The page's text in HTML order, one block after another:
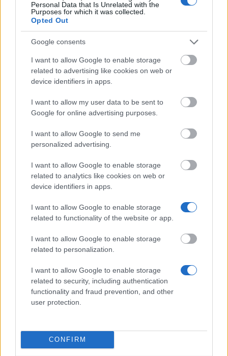
Personal Data that Is Unrelated with the
Purposes for which it was collected.
Opted Out
Google consents
I want to allow Google to enable storage
related to advertising like cookies on web or
device identifiers in apps.
I want to allow my user data to be sent to
Google for online advertising purposes.
I want to allow Google to send me
personalized advertising.
I want to allow Google to enable storage
related to analytics like cookies on web or
device identifiers in apps.
I want to allow Google to enable storage
related to functionality of the website or app.
I want to allow Google to enable storage
related to personalization.
I want to allow Google to enable storage
related to security, including authentication
functionality and fraud prevention, and other
user protection.
CONFIRM
Populaire artikelen
Gelezen
(2026)
Freecash review 2026 — is Freecash betrouwbaar? Onze
Thuiswerk 2026: vacatures + 20 manieren om vanuit huis
Geld verdienen met spelletjes — tot €182 per game (2026)
Productentester worden: gratis producten + tot €182 per test
European
Funding Guide
De grootste studiefinancieringsorganisatie in de EU. Wij
maken hoger onderwijs toegankelijk ongeacht financiële
Platform
Vind een beurs
Legal